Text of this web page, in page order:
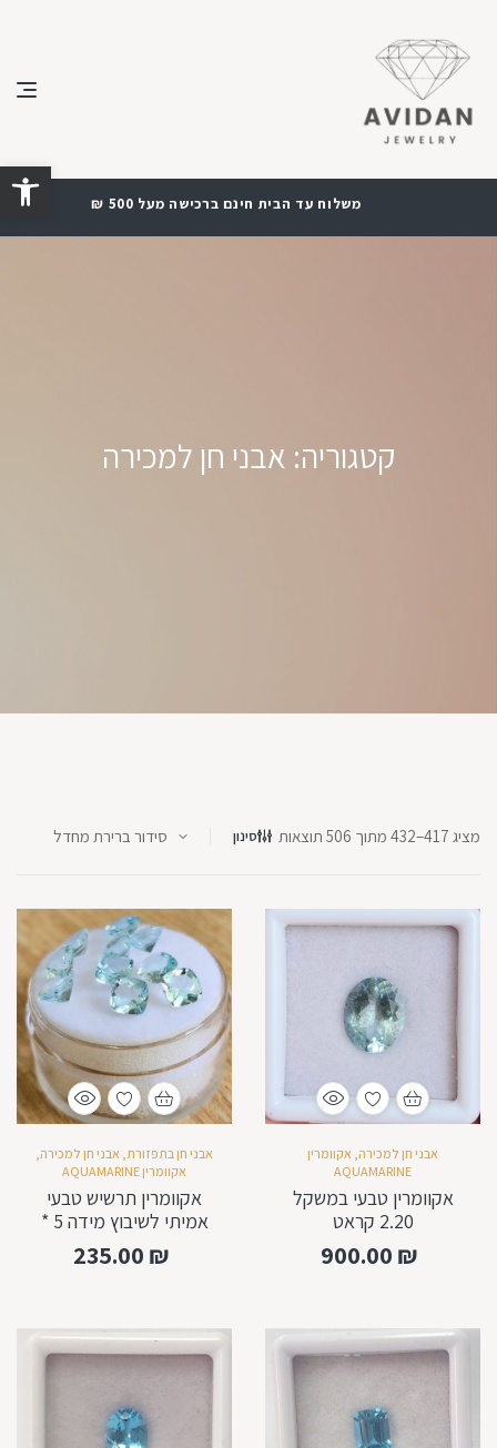
פתח סרגל נגישות
משלוח עד הבית חינם ברכישה מעל 500 ₪
קטגוריה: אבני חן למכירה
מציג 417–432 מתוך 506 תוצאות סינון
אבני חן למכירה, אקוומרין
AQUAMARINE
אקוומרין טבעי במשקל
2.20 קראט
900.00 ₪
אבני חן בתפזורת, אבני חן למכירה,
אקוומרין AQUAMARINE
אקוומרין תרשיש טבעי
אמיתי לשיבוץ מידה 5 *
5 ממ ליטוש צורת קושן
המחיר ליחידה אחת
235.00 ₪